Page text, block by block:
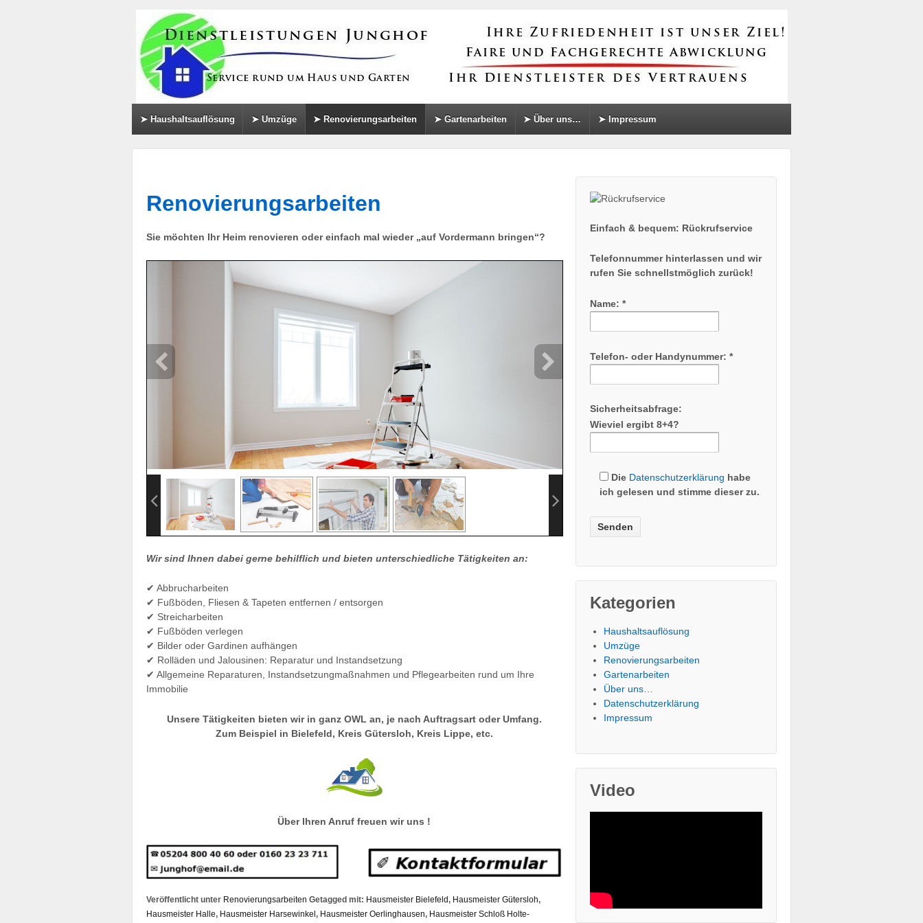
TO
MAIN
CONTENT
➤ Haushaltsauflösung ➤ Umzüge ➤ Renovierungsarbeiten ➤ Gartenarbeiten ➤ Über uns… ➤ Impressum
Renovierungsarbeiten
Sie möchten Ihr Heim renovieren oder einfach mal wieder „auf Vordermann bringen“?
Wir sind Ihnen dabei gerne behilflich und bieten unterschiedliche Tätigkeiten an:
✔ Abbrucharbeiten
✔ Fußböden, Fliesen & Tapeten entfernen / entsorgen
✔ Streicharbeiten
✔ Fußböden verlegen
✔ Bilder oder Gardinen aufhängen
✔ Rolläden und Jalousinen: Reparatur und Instandsetzung
✔ Allgemeine Reparaturen, Instandsetzungmaßnahmen und Pflegearbeiten rund um Ihre
Immobilie
Unsere Tätigkeiten bieten wir in ganz OWL an, je nach Auftragsart oder Umfang.
Zum Beispiel in Bielefeld, Kreis Gütersloh, Kreis Lippe, etc.
Über Ihren Anruf freuen wir uns !
Veröffentlicht unter Renovierungsarbeiten Getagged mit: Hausmeister Bielefeld, Hausmeister Gütersloh,
Hausmeister Halle, Hausmeister Harsewinkel , Hausmeister Oerlinghausen, Hausmeister Schloß Holte-
Einfach & bequem: Rückrufservice
Telefonnummer hinterlassen und wir
rufen Sie schnellstmöglich zurück!
Name: *
Telefon- oder Handynummer: *
Sicherheitsabfrage:
Wieviel ergibt 8+4?
Die Datenschutzerklärung habe
ich gelesen und stimme dieser zu.
Kategorien
Haushaltsauflösung
Umzüge
Renovierungsarbeiten
Gartenarbeiten
Über uns…
Datenschutzerklärung
Impressum
Video